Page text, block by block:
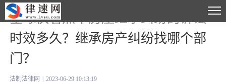
全球快看点丨房屋继承纠纷的诉讼
时效多久？继承房产纠纷找哪个部
门？
法制法律网 2023-06-29 10:13:19